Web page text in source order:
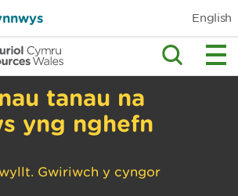
English
tanau na
yng nghefn
Gwiriwch y cyngor